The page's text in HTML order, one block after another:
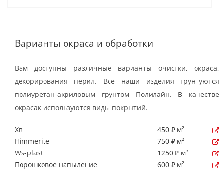
Варианты окраса и обработки
Вам доступны различные варианты очистки, окраса,
декорирования перил. Все наши изделия грунтуются
полиуретан-акриловым грунтом Полилайн. В качестве
окрасак используются виды покрытий.
Хв
450 ₽ м²
Himmerite
750 ₽ м²
Ws-plast
1250 ₽ м²
Порошковое напыление
600 ₽ м²